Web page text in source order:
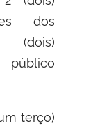
dos
público
terço)